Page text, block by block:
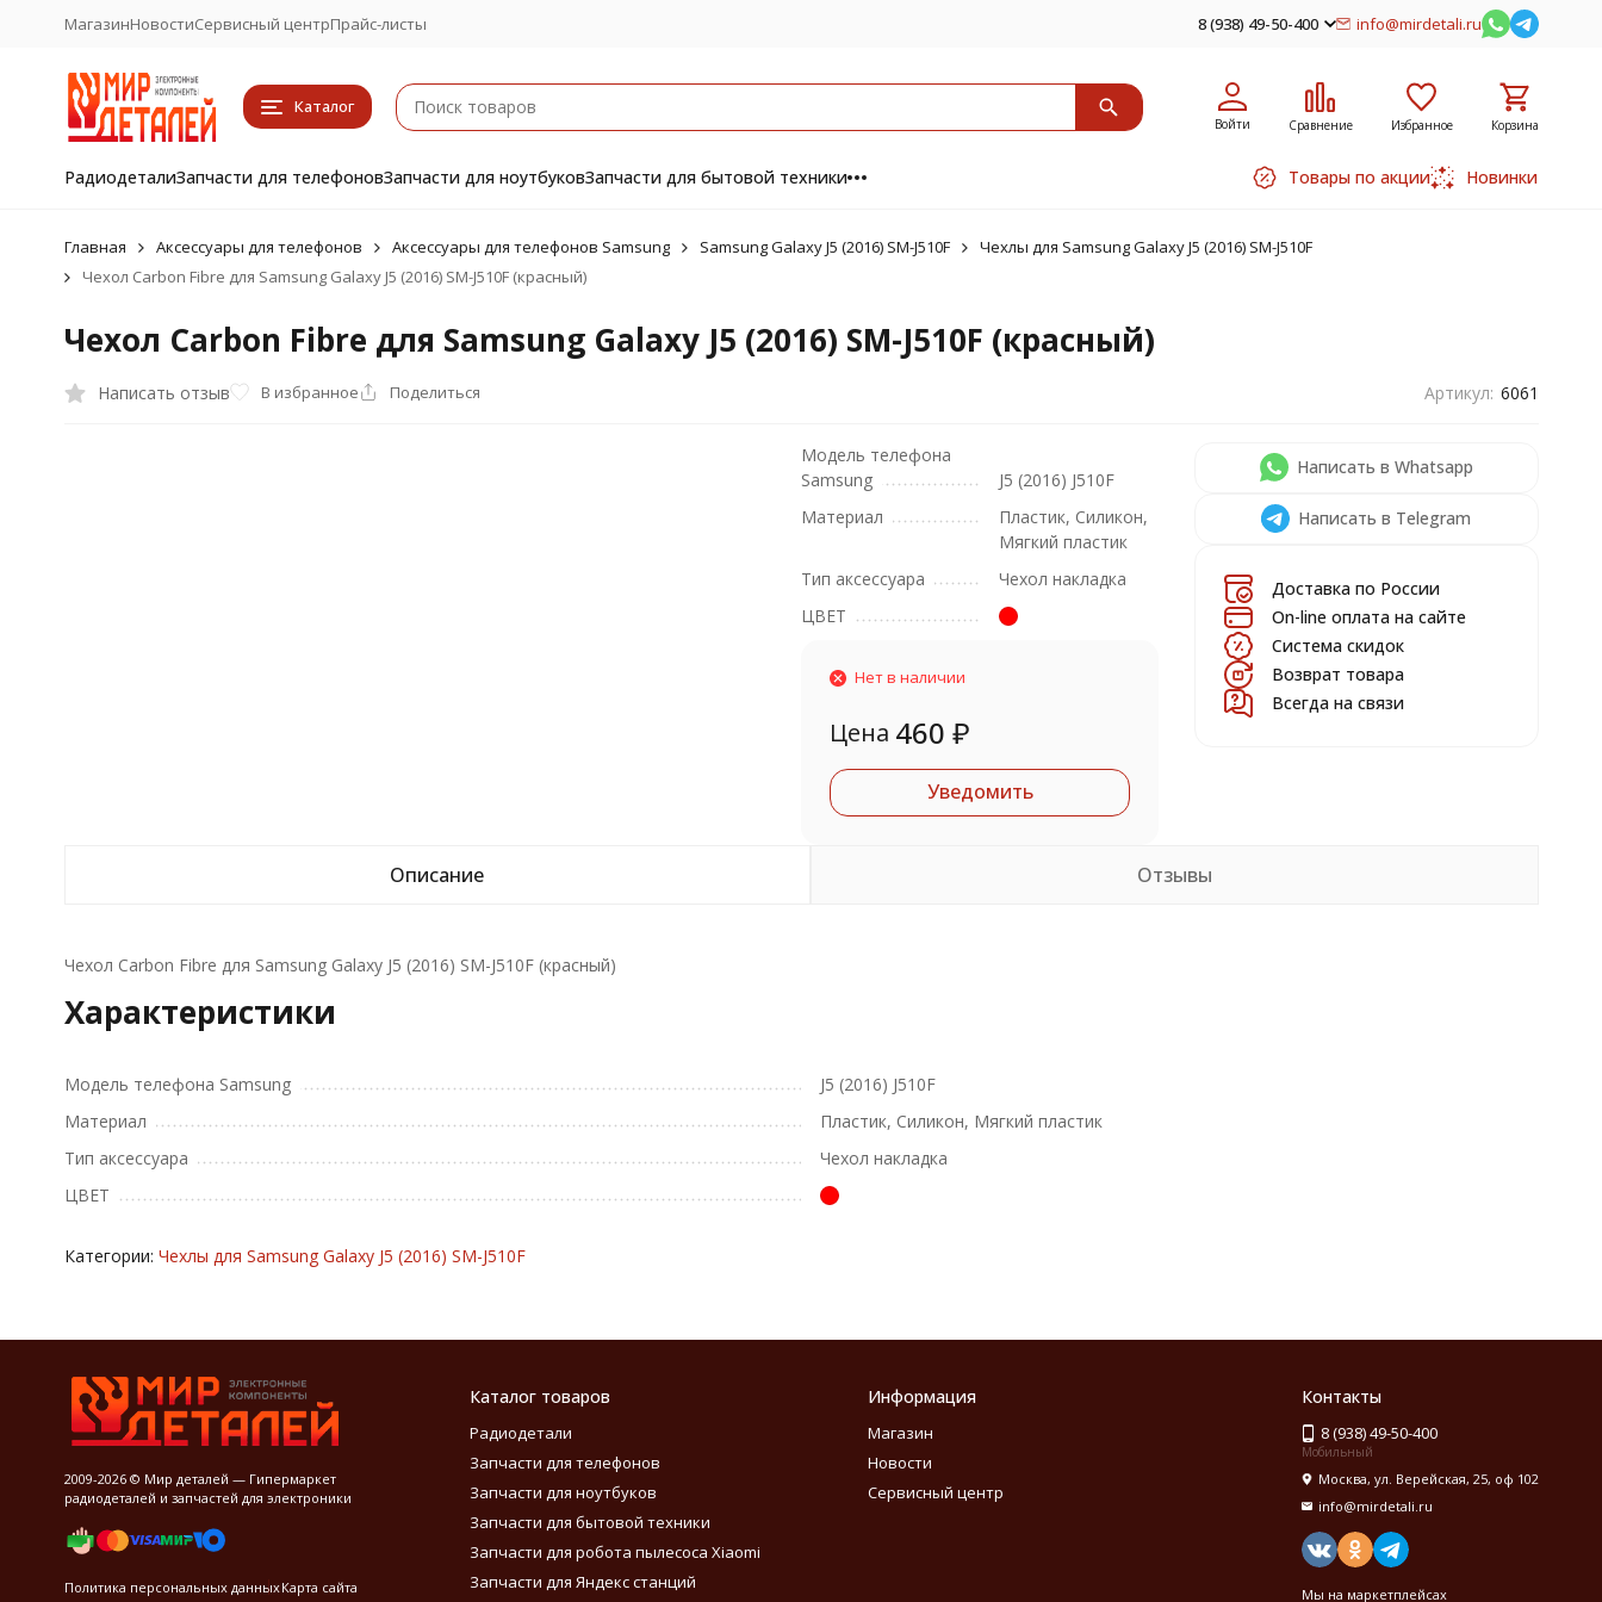
МагазинНовостиСервисный центрПрайс-листы 8 (938) 49-50-400 info@mirdetali.ru
Каталог
Войти Сравнение Избранное Корзина
РадиодеталиЗапчасти для телефоновЗапчасти для ноутбуковЗапчасти для бытовой техники Товары по акции Новинки
Главная Аксессуары для телефонов Аксессуары для телефонов Samsung Samsung Galaxy J5 (2016) SM-J510F
Чехлы для Samsung Galaxy J5 (2016) SM-J510F
Чехол Carbon Fibre для Samsung Galaxy J5 (2016) SM-J510F (красный)
Чехол Carbon Fibre для Samsung Galaxy J5 (2016) SM-J510F (красный)
Написать отзыв В избранное Поделиться Артикул: 6061
Модель телефона
Samsung
J5 (2016) J510F
Материал
Пластик, Силикон,
Мягкий пластик
Тип аксессуара
Чехол накладка
ЦВЕТ
Нет в наличии
Цена 460 ₽
Уведомить
Написать в Whatsapp
Написать в Telegram
Доставка по России
On-line оплата на сайте
Система скидок
Возврат товара
Всегда на связи
Описание Отзывы
Чехол Carbon Fibre для Samsung Galaxy J5 (2016) SM-J510F (красный)
Характеристики
Модель телефона Samsung
J5 (2016) J510F
Материал
Пластик, Силикон, Мягкий пластик
Тип аксессуара
Чехол накладка
ЦВЕТ
Категории: Чехлы для Samsung Galaxy J5 (2016) SM-J510F
2009-2026 © Мир деталей — Гипермаркет
радиодеталей и запчастей для электроники
Политика персональных данныхКарта сайта
Каталог товаров
Радиодетали
Запчасти для телефонов
Запчасти для ноутбуков
Запчасти для бытовой техники
Запчасти для робота пылесоса Xiaomi
Запчасти для Яндекс станций
Информация
Магазин
Новости
Сервисный центр
Контакты
8 (938) 49-50-400
Мобильный
Москва, ул. Верейская, 25, оф 102
info@mirdetali.ru
Мы на маркетплейсах